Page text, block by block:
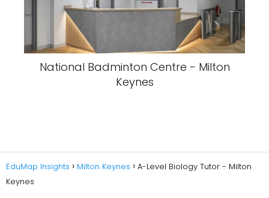
National Badminton Centre - Milton
Keynes
EduMap Insights Milton Keynes
A-Level Biology Tutor - Milton
Keynes